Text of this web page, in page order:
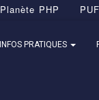
Planète PHP
INFOS PRATIQUES